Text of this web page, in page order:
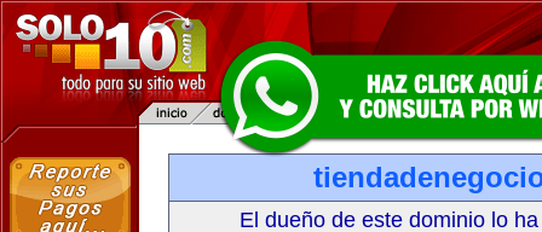
El dueño de este dominio lo